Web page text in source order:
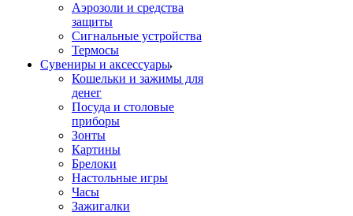
Аэрозоли и средства
защиты
Сигнальные устройства
Термосы
Сувениры и аксессуары
Кошельки и зажимы для
денег
Посуда и столовые
приборы
Зонты
Картины
Брелоки
Настольные игры
Часы
Зажигалки